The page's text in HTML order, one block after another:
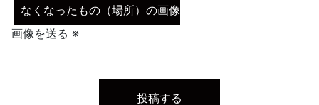
なくなったもの（場所）の画像
画像を送る ※